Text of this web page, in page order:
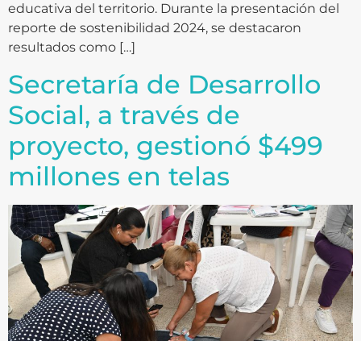
educativa del territorio. Durante la presentación del
reporte de sostenibilidad 2024, se destacaron
resultados como […]
Secretaría de Desarrollo
Social, a través de
proyecto, gestionó $499
millones en telas